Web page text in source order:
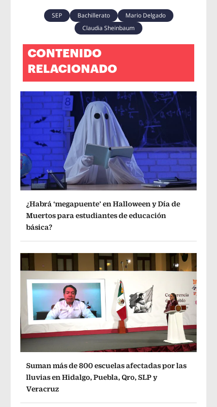
SEP Bachillerato
Mario Delgado
Claudia Sheinbaum
CONTENIDO
RELACIONADO
¿Habrá ‘megapuente’ en Halloween y Día de
Muertos para estudiantes de educación
básica?
Suman más de 800 escuelas afectadas por las
lluvias en Hidalgo, Puebla, Qro, SLP y
Veracruz